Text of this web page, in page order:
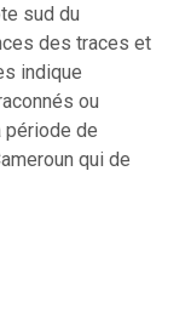
sud du
des traces et
indique
ou
période de
qui de